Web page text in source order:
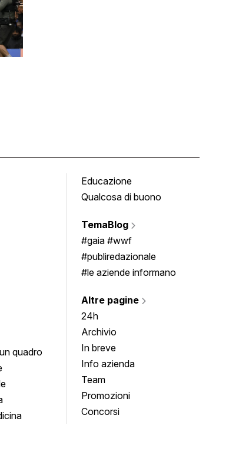
quadro
Educazione
Qualcosa di buono
TemaBlog
#gaia #wwf
#publiredazionale
#le aziende informano
Altre pagine
24h
Archivio
In breve
Info azienda
Team
Promozioni
Concorsi